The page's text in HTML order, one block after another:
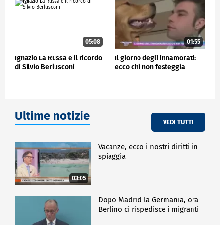
05:08
Ignazio La Russa e il ricordo
di Silvio Berlusconi
01:55
Il giorno degli innamorati:
ecco chi non festeggia
Ultime notizie VEDI TUTTI
03:05
Vacanze, ecco i nostri diritti in
spiaggia
Dopo Madrid la Germania, ora
Berlino ci rispedisce i migranti